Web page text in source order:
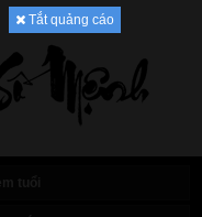
Tắt quảng cáo